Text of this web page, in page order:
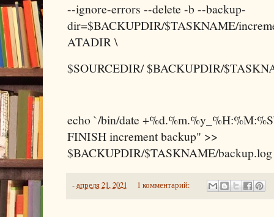
--ignore-errors --delete -b --backup-
dir=$BACKUPDIR/$TASKNAME/
ATADIR \
$SOURCEDIR/ $BACKUPDIR/
echo `/bin/date
FINISH increment backup" >>
$BACKUPDIR/$TASKNAME/backup.log
-апреля 21, 2021 1 комментарий: